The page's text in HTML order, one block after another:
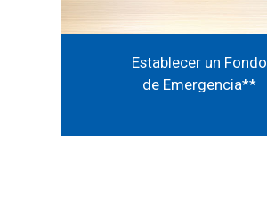
Establecer un Fondo
de Emergencia**